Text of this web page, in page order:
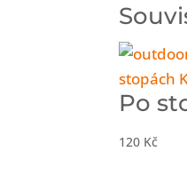
Po
120 Kč